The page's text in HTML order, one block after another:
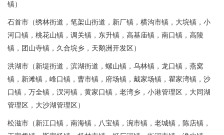
镇）
石首市（绣林街道，笔架山街道，新厂镇，横沟市镇，大垸镇，小
河口镇，桃花山镇，调关镇，东升镇，高基庙镇，南口镇，高陵
镇，团山寺镇，久合垸乡，天鹅洲开发区）
洪湖市（新堤街道，滨湖街道，螺山镇，乌林镇，龙口镇，燕窝
镇，新滩镇，峰口镇，曹市镇，府场镇，戴家场镇，瞿家湾镇，沙
口镇，万全镇，汊河镇，黄家口镇，老湾乡，小港管理区，大同湖
管理区，大沙湖管理区）
松滋市（新江口镇，南海镇，八宝镇，涴市镇，老城镇，陈店镇，